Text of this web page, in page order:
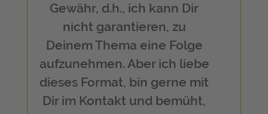
Gewähr, d.h., ich kann Dir
nicht garantieren, zu
Deinem Thema eine Folge
aufzunehmen. Aber ich liebe
dieses Format, bin gerne mit
Dir im Kontakt und bemüht,